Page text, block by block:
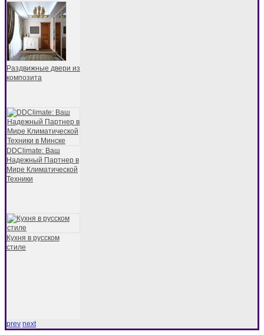
Раздвижные двери из
композита
DDClimate: Ваш
Надежный Партнер в
Мире Климатической
Техники
Кухня в русском
стиле
prev next